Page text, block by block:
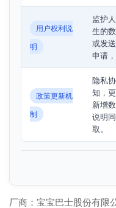
用户权利说
明
监护
生的
或发
申请
政策更新机
制
隐私
知，
新增
说明
取。
厂商： 宝宝巴士股份有限